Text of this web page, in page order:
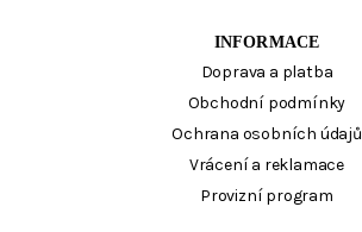
INFORMACE
Doprava a platba
Obchodní podmínky
Ochrana osobních údajů
Vrácení a reklamace
Provizní program